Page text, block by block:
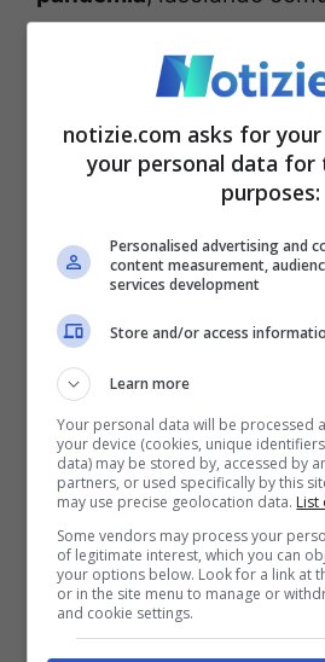
riuscita del progetto: “La
fatto deragliare il
verrà realizzato
che sia un film che debba
un progetto fantastico.
questione sia di riuscire a
persone giuste nel posto
momento giusto. E’ stato
problema”
notizie.com asks for
your personal data for
purposes:
Personalised advertising and
content measurement,
services development
Store and/or access
Learn more
Your personal data will be processed
your device (cookies, unique
data) may be stored by, accessed by
partners, or used specifically by this
may use precise geolocation data. List
Some vendors may process your
of legitimate interest, which you can
your options below. Look for a link at
or in the site menu to manage or
and cookie settings.